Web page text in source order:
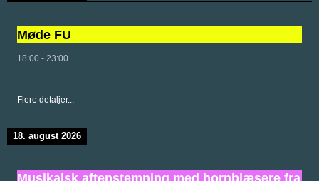
Møde FU
18:00 - 23:00
Flere detaljer...
18. august 2026